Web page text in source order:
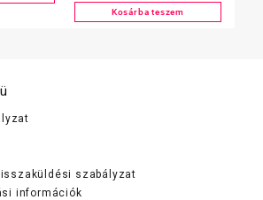
tisztító szórófejes 750 ml
Kosárba teszem
szabályzat
információk